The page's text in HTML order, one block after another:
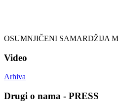
OSUMNJIČENI SAMARDŽIJA
Video
Arhiva
Drugi o nama - PRESS